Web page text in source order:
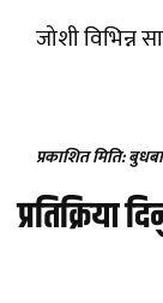
जोशी विभिन्न
प्रकाशित मिति:
प्रतिक्रिया